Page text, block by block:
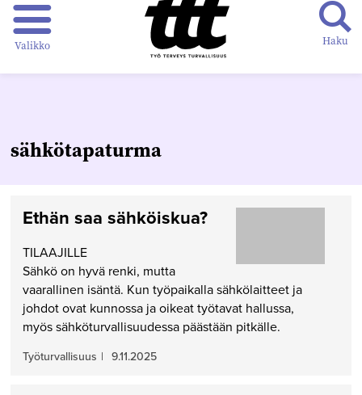
Valikko Haku
sähkötapaturma
Ethän saa sähköiskua?
TILAAJILLE
Sähkö on hyvä renki, mutta
vaarallinen isäntä. Kun työpaikalla sähkölaitteet ja
johdot ovat kunnossa ja oikeat työtavat hallussa,
myös sähköturvallisuudessa päästään pitkälle.
Työturvallisuus | 9.11.2025